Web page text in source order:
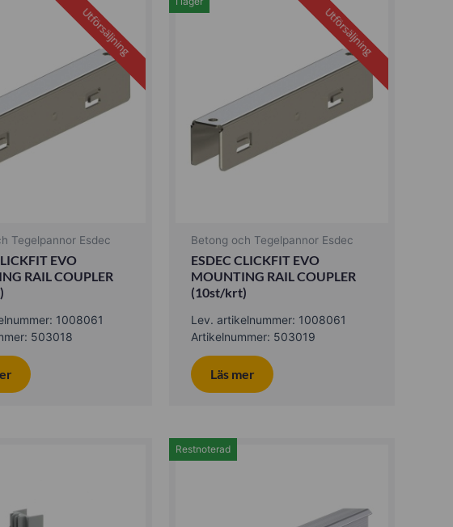
Utförsäljning
Tegelpannor Esdec
EVO
RAIL COUPLER
1008061
503018
Utförsäljning
Betong och Tegelpannor Esdec
ESDEC CLICKFIT EVO
MOUNTING RAIL COUPLER
(10st/krt)
Lev. artikelnummer: 1008061
Artikelnummer: 503019
Läs mer
Restnoterad